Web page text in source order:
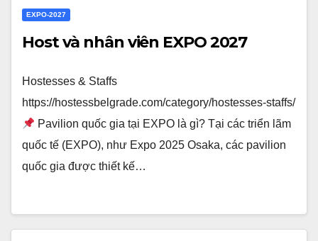
EXPO-2027
Host và nhân viên EXPO 2027
Hostesses & Staffs
https://hostessbelgrade.com/category/hostesses-staffs/
Pavilion quốc gia tại EXPO là gì? Tại các triển lãm
quốc tế (EXPO), như Expo 2025 Osaka, các pavilion
quốc gia được thiết kế…